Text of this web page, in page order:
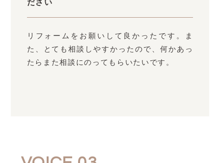
ださい
リフォームをお願いして良かったです。ま
た、とても相談しやすかったので、何かあっ
たらまた相談にのってもらいたいです。